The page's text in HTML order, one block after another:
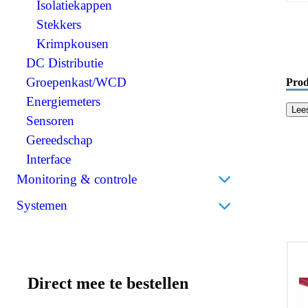
BMS (Battery Management System)
Solar
Installatie
Isolatiekappen
Stekkers
Krimpkousen
DC Distributie
Groepenkast/WCD
Energiemeters
Sensoren
Gereedschap
Interface
Monitoring & controle
Accumonitors
Systemen
Direct mee te bestellen